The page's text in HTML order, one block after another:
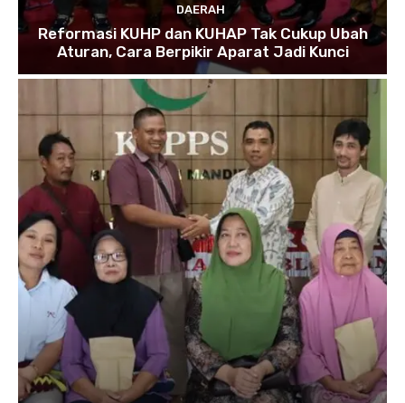
DAERAH
Reformasi KUHP dan KUHAP Tak Cukup Ubah
Aturan, Cara Berpikir Aparat Jadi Kunci